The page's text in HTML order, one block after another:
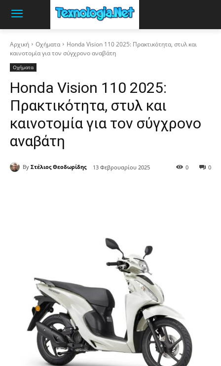
Αρχική Οχήματα
Honda Vision 110 2025: Πρακτικότητα, στυλ και
καινοτομία για τον σύγχρονο αναβάτη
Οχήματα
Honda Vision 110 2025:
Πρακτικότητα, στυλ και
καινοτομία για τον σύγχρονο
αναβάτη
By Στέλιος Θεοδωρίδης 13 Φεβρουαρίου 2025 0
0